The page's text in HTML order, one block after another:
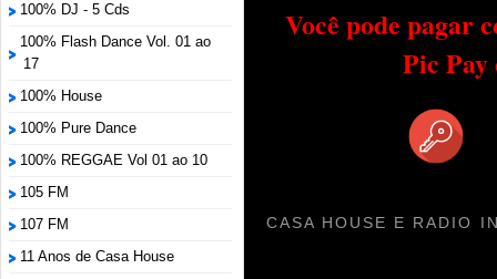
100% DJ - 5 Cds
100% Flash Dance Vol. 01 ao
17
100% House
100% Pure Dance
100% REGGAE Vol 01 ao 10
105 FM
107 FM
11 Anos de Casa House
Você pode pagar
Pic
CASA HOUSE E RADIO